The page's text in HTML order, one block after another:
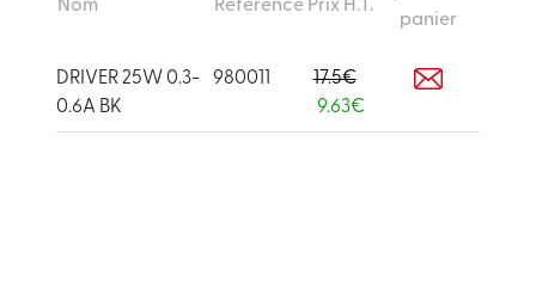
Nom Référence Prix H.T.
panier
DRIVER 25W 0.3-
0.6A BK
980011
17.5€
9.63€